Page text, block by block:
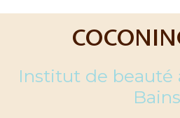
Institut de beauté
Bains